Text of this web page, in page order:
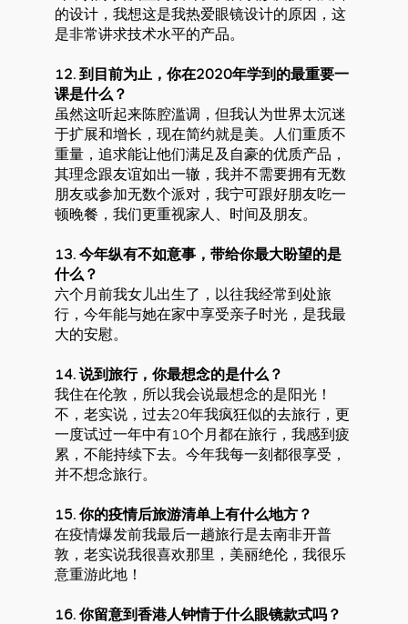
的设计，我想这是我热爱眼镜设计的原因，这
是非常讲求技术水平的产品。
12. 到目前为止，你在2020年学到的最重要一
课是什么？
虽然这听起来陈腔滥调，但我认为世界太沉迷
于扩展和增长，现在简约就是美。人们重质不
重量，追求能让他们满足及自豪的优质产品，
其理念跟友谊如出一辙，我并不需要拥有无数
朋友或参加无数个派对，我宁可跟好朋友吃一
顿晚餐，我们更重视家人、时间及朋友。
13. 今年纵有不如意事，带给你最大盼望的是
什么？
六个月前我女儿出生了，以往我经常到处旅
行，今年能与她在家中享受亲子时光，是我最
大的安慰。
14. 说到旅行，你最想念的是什么？
我住在伦敦，所以我会说最想念的是阳光！
不，老实说，过去20年我疯狂似的去旅行，更
一度试过一年中有10个月都在旅行，我感到疲
累，不能持续下去。今年我每一刻都很享受，
并不想念旅行。
15. 你的疫情后旅游清单上有什么地方？
在疫情爆发前我最后一趟旅行是去南非开普
敦，老实说我很喜欢那里，美丽绝伦，我很乐
意重游此地！
16. 你留意到香港人钟情于什么眼镜款式吗？